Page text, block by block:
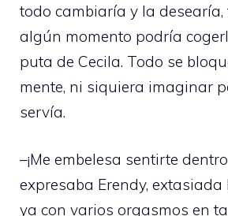
todo cambiaría y la desearía,
algún momento podría
puta de Cecila. Todo se
mente, ni siquiera imaginar
servía.
–¡Me embelesa sentirte
expresaba Erendy, extasiada
ya con varios orgasmos en